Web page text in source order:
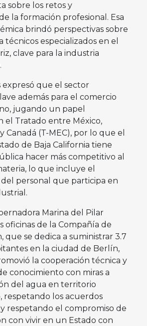
sobre los retos y
la formación profesional. Esa
brindó perspectivas sobre
técnicos especializados en el
clave para la industria
expresó que el sector
además para el comercio
jugando un papel
el Tratado entre México,
Canadá (T-MEC), por lo que el
de Baja California tiene
hacer más competitivo al
lo que incluye el
personal que participa en
Marina del Pilar
oficinas de la Compañía de
que se dedica a suministrar 3.7
en la ciudad de Berlín,
la cooperación técnica y
conocimiento con miras a
del agua en territorio
respetando los acuerdos
respetando el compromiso de
con vivir en un Estado con